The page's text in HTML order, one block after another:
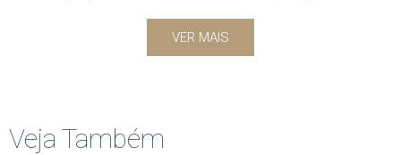
VER MAIS
Veja Também